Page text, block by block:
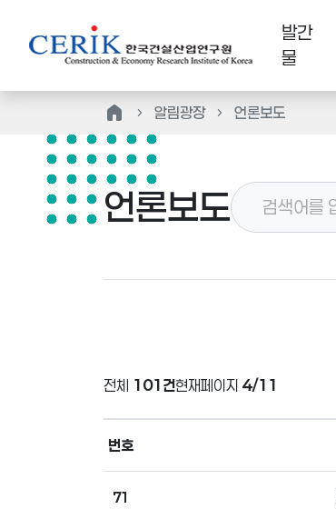
발간
물
home 알림광장 언론보도
언론보도
전체 101건현재페이지 4/11
번호
71